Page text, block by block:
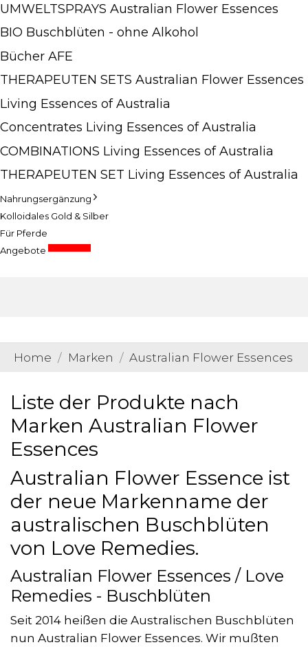
UMWELTSPRAYS Australian Flower Essences
BIO Buschblüten - ohne Alkohol
Bücher AFE
THERAPEUTEN SETS Australian Flower Essences
Living Essences of Australia
Concentrates Living Essences of Australia
COMBINATIONS Living Essences of Australia
THERAPEUTEN SET Living Essences of Australia
Nahrungsergänzung
Kolloidales Gold & Silber
Für Pferde
Angebote
Home Marken Australian Flower Essences
Liste der Produkte nach
Marken Australian Flower
Essences
Australian Flower Essence ist
der neue Markenname der
australischen Buschblüten
von Love Remedies.
Australian Flower Essences / Love
Remedies - Buschblüten
Seit 2014 heißen die Australischen Buschblüten
nun Australian Flower Essences. Wir mußten